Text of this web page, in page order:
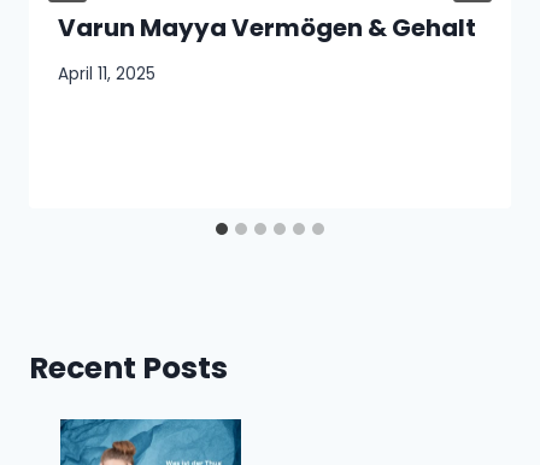
Varun Mayya Vermögen & Gehalt
April 11, 2025
Recent Posts